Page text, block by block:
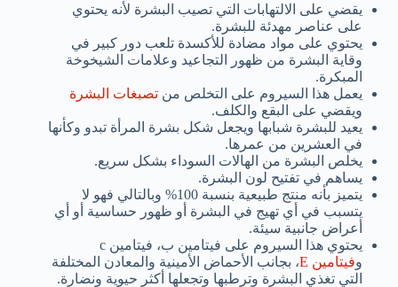
يقضي على الالتهابات التي تصيب البشرة لأنه يحتوي
على عناصر مهدئة للبشرة.
يحتوي على مواد مضادة للأكسدة تلعب دور كبير في
وقاية البشرة من ظهور التجاعيد وعلامات الشيخوخة
المبكرة.
يعمل هذا السيروم على التخلص من تصبغات البشرة
ويقضي على البقع والكلف.
يعيد للبشرة شبابها ويجعل شكل بشرة المرأة تبدو وكأنها
في العشرين من عمرها.
يخلص البشرة من الهالات السوداء بشكل سريع.
يساهم في تفتيح لون البشرة.
يتميز بأنه منتج طبيعية بنسبة 100% وبالتالي فهو لا
يتسبب في أي تهيج في البشرة أو ظهور حساسية أو أي
أعراض جانبية سيئة.
يحتوي هذا السيروم على فيتامين ب، فيتامين c
وفيتامين E
، بجانب الأحماض الأمينية والمعادن المختلفة
التي تغذي البشرة وترطبها وتجعلها أكثر حيوية ونضارة.